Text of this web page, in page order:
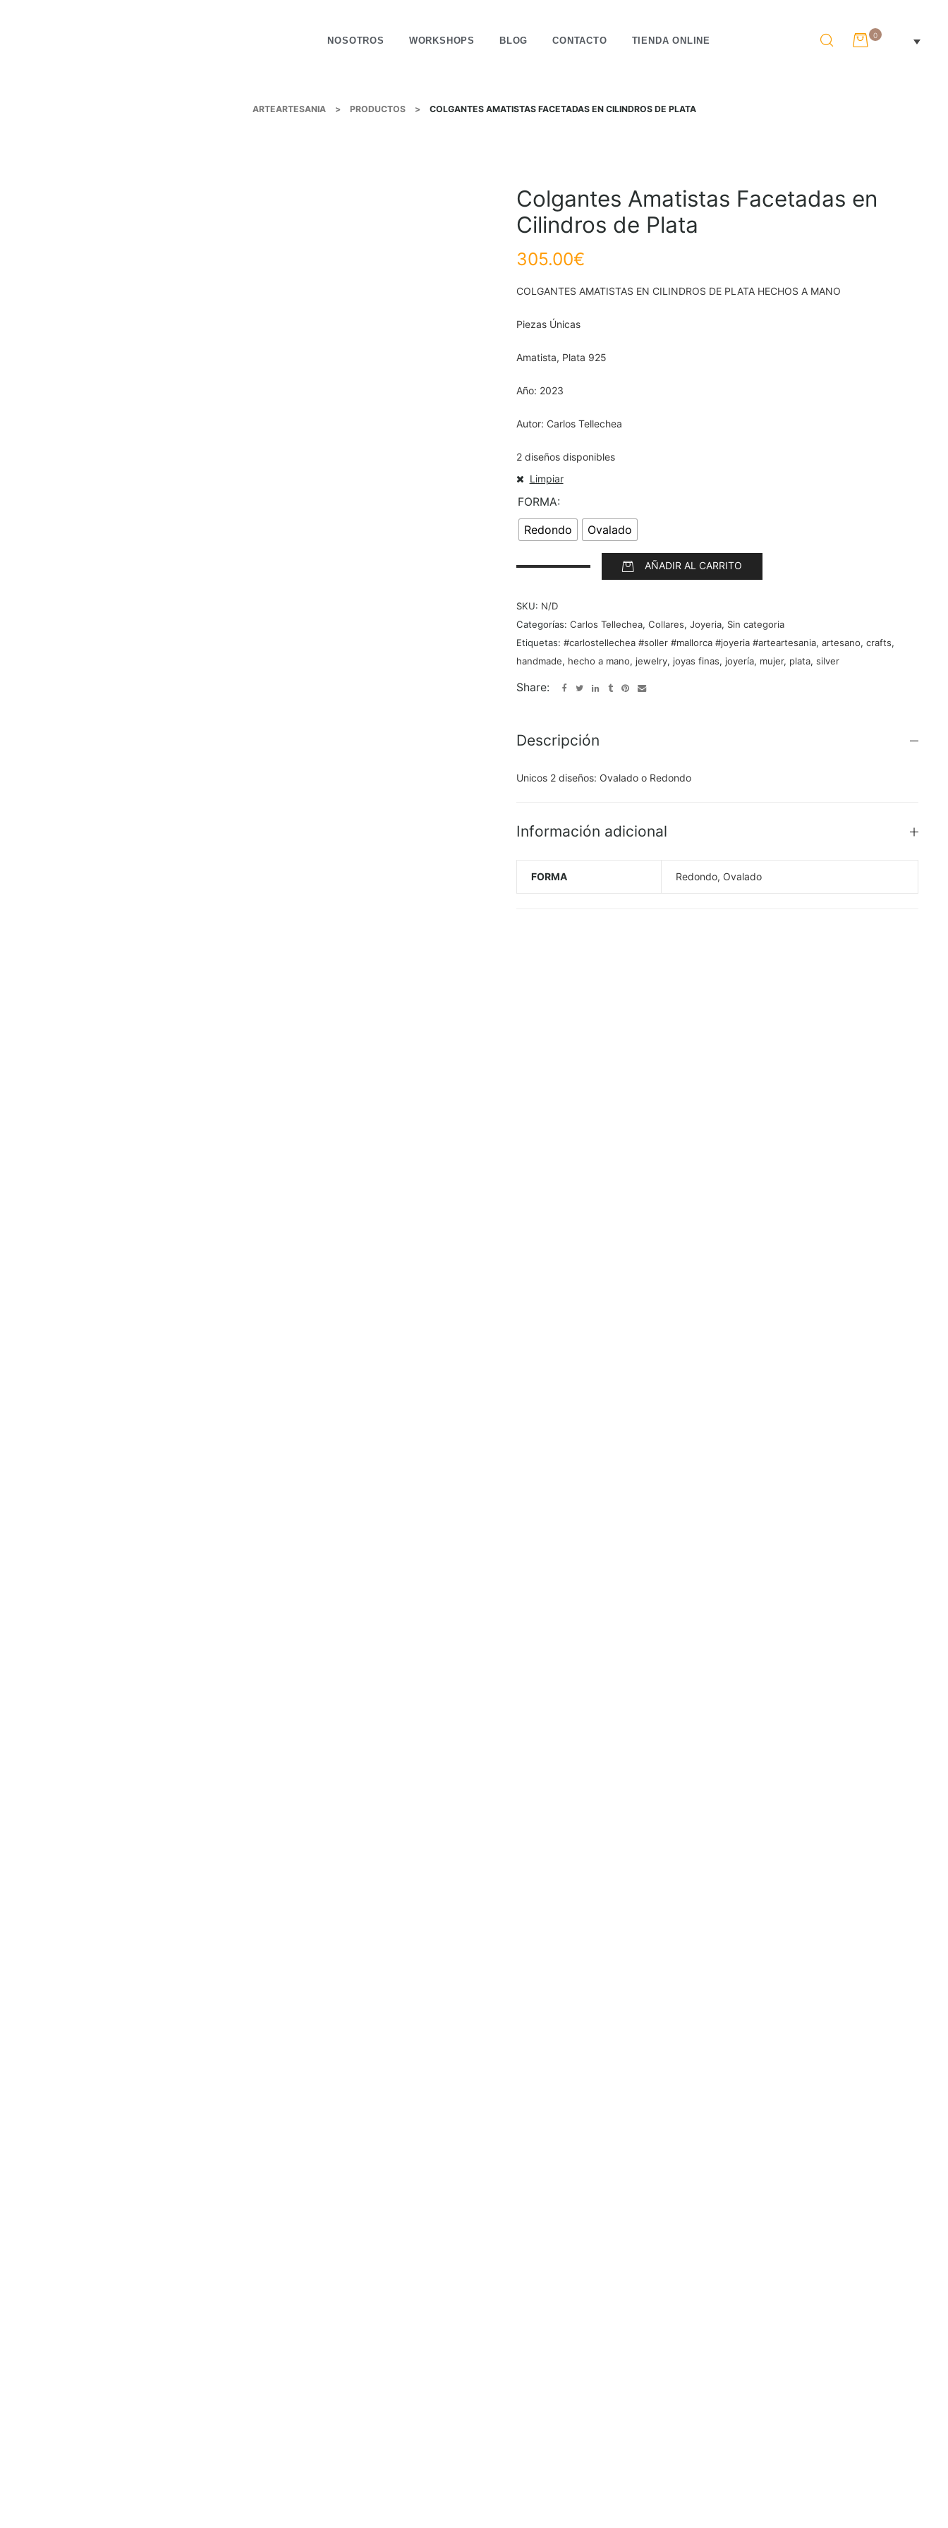
NOSOTROS WORKSHOPS BLOG CONTACTO TIENDA ONLINE 0
ARTEARTESANIA > PRODUCTOS > COLGANTES AMATISTAS FACETADAS EN CILINDROS DE PLATA
Colgantes Amatistas Facetadas en
Cilindros de Plata
305.00€
COLGANTES AMATISTAS EN CILINDROS DE PLATA HECHOS A MANO
Piezas Únicas
Amatista, Plata 925
Año: 2023
Autor: Carlos Tellechea
2 diseños disponibles
FORMA
Redondo Ovalado
Limpiar
AÑADIR AL CARRITO
SKU: N/D
Categorías: Carlos Tellechea, Collares, Joyeria, Sin categoria
Etiquetas: #carlostellechea #soller #mallorca #joyeria #arteartesania, artesano, crafts,
handmade, hecho a mano, jewelry, joyas finas, joyería, mujer, plata, silver
Share:
Descripción
Unicos 2 diseños: Ovalado o Redondo
Información adicional
FORMA Redondo, Ovalado